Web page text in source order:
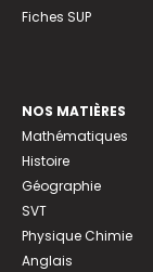
Fiches SUP
NOS MATIÈRES
Mathématiques
Histoire
Géographie
SVT
Physique Chimie
Anglais